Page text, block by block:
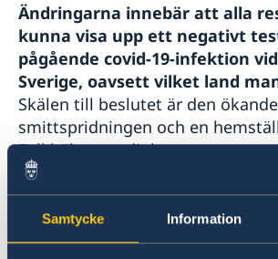
Samtycke Information
Ändringarna innebär att alla
kunna visa upp ett negativt
pågående covid-19-infektion
Sverige, oavsett vilket land
Skälen till beslutet är den ökande
smittspridningen och en
Folkhälsomyndigheten.
Här kan du läsa mer:
Krav på negativt covid-19-test
Sverige - Regeringen.se